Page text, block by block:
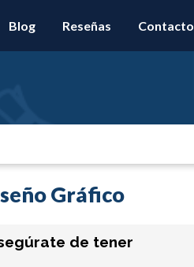
Blog Reseñas Contacto
Gráfico
de tener